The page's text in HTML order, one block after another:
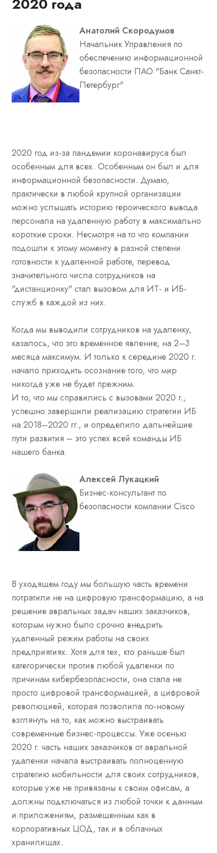
2020 года
Анатолий Скородумов
Начальник Управления по
обеспечению информационной
безопасности ПАО "Банк Санкт-
Петербург"
2020 год из-за пандемии коронавируса был
особенным для всех. Особенным он был и для
информационной безопасности. Думаю,
практически в любой крупной организации
можно услышать историю героического вывода
персонала на удаленную работу в максимально
короткие сроки. Несмотря на то что компании
подошли к этому моменту в разной степени
готовности к удаленной работе, перевод
значительного числа сотрудников на
"дистанционку" стал вызовом для ИТ- и ИБ-
служб в каждой из них.
Когда мы выводили сотрудников на удаленку,
казалось, что это временное явление, на 2–3
месяца максимум. И только к середине 2020 г.
начало приходить осознание того, что мир
никогда уже не будет прежним.
И то, что мы справились с вызовами 2020 г.,
успешно завершили реализацию стратегии ИБ
на 2018–2020 гг., и определило дальнейшие
пути развития – это успех всей команды ИБ
нашего банка.
Алексей Лукацкий
Бизнес-консультант по
безопасности компании Cisco
В уходящем году мы большую часть времени
потратили не на цифровую трансформацию, а на
решение авральных задач наших заказчиков,
которым нужно было срочно внедрить
удаленный режим работы на своих
предприятиях. Хотя для тех, кто раньше был
категорически против любой удаленки по
причинам кибербезопасности, она стала не
просто цифровой трансформацией, а цифровой
революцией, которая позволила по-новому
взглянуть на то, как можно выстраивать
современные бизнес-процессы. Уже осенью
2020 г. часть наших заказчиков от авральной
удаленки начала выстраивать полноценную
стратегию мобильности для своих сотрудников,
которые уже не привязаны к своим офисам, а
должны подключаться из любой точки к данным
и приложениям, размещенным как в
корпоративных ЦОД, так и в облачных
хранилищах.